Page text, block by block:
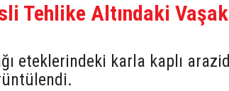
Tehlike Altındaki Vaşak
eteklerindeki karla kaplı